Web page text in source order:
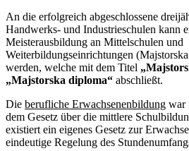
An die erfolgreich abgeschlossene
Handwerks- und Industrieschulen kann
Meisterausbildung an Mittelschulen und
Weiterbildungseinrichtungen
werden, welche mit dem Titel
„Majstorska diploma“ abschließt.
Die berufliche Erwachsenenbildung war
dem Gesetz über die mittlere
existiert ein eigenes Gesetz zur
eindeutige Regelung des